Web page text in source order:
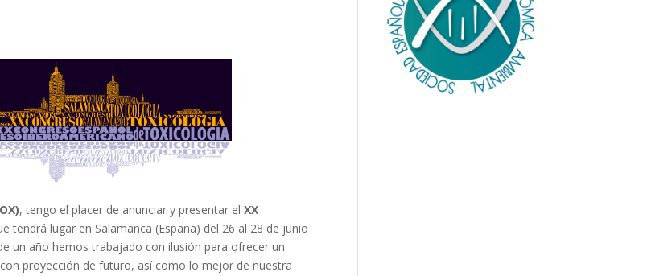
, tengo el placer de anunciar y presentar elXX
tendrá lugar en Salamanca (España) del 26 al 28 de junio
un año hemos trabajado con ilusión para ofrecer un
proyección de futuro, así como lo mejor de nuestra